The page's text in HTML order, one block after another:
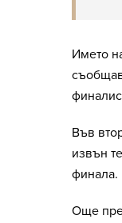
Името
Във
извън
финала.
Още